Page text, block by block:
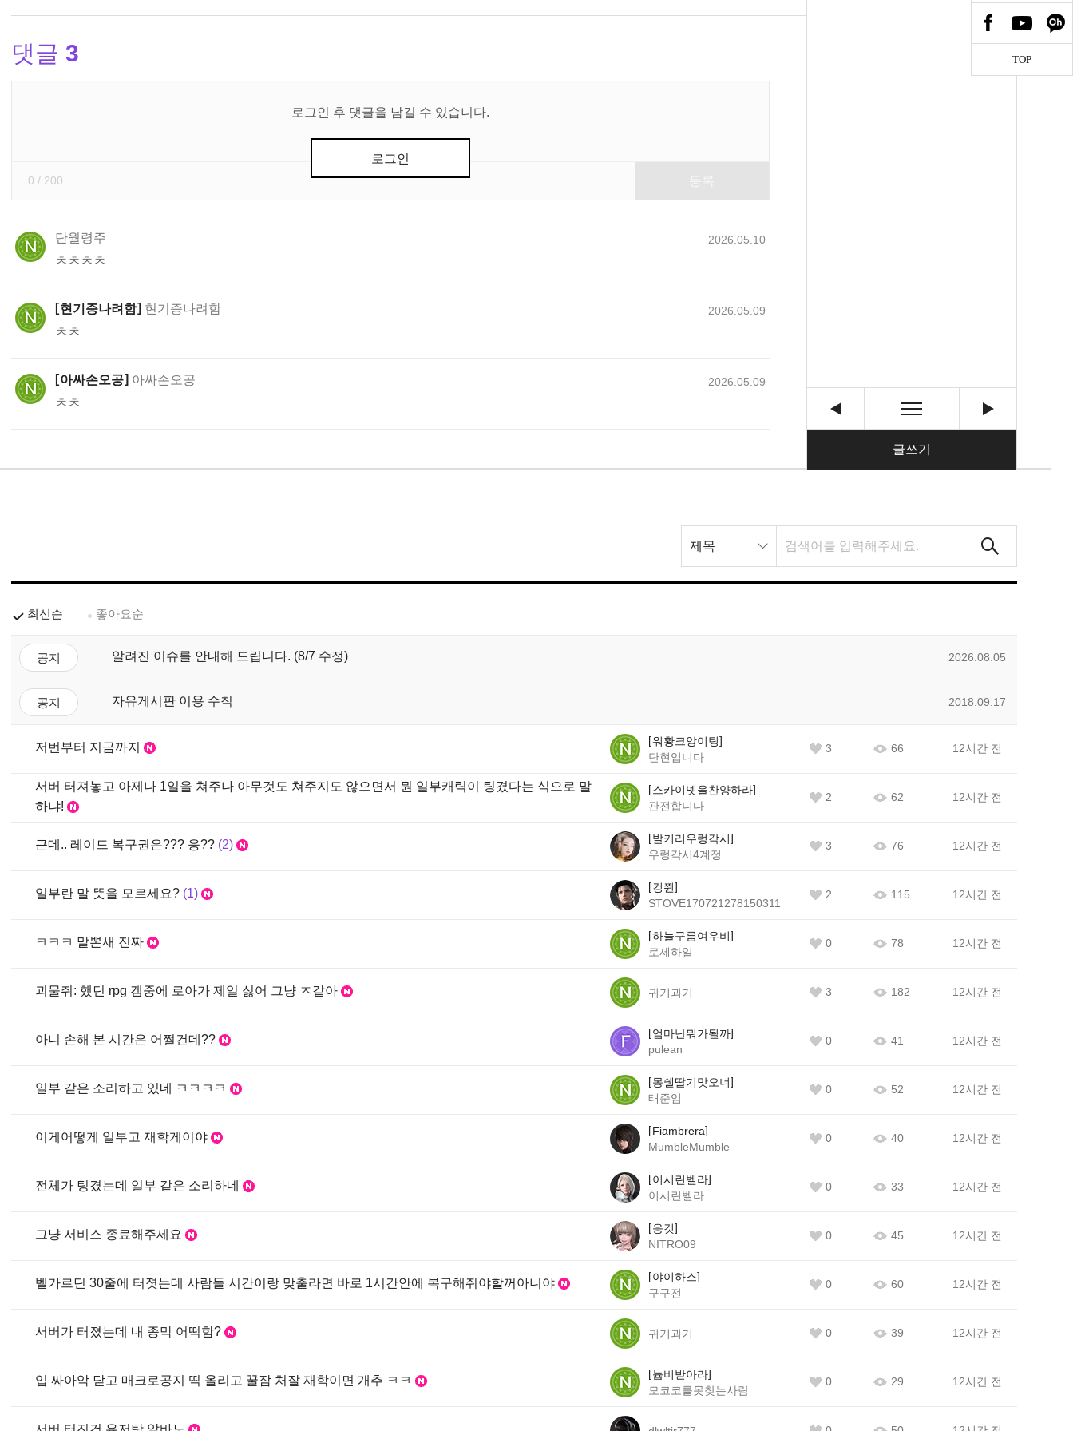
글쓰기
댓글 3
로그인 후 댓글을 남길 수 있습니다.
로그인
0 / 200
단월령주 2026.05.10
ㅊㅊㅊㅊ
현기증나려함 현기증나려함 2026.05.09
ㅊㅊ
아싸손오공 아싸손오공 2026.05.09
ㅊㅊ
스
제목
최신순 좋아요순
공지 알려진 이슈를 안내해 드립니다. (8/7 수정) 2026.08.05
공지 자유게시판 이용 수칙 2018.09.17
저번부터 지금까지
워황크앙이팅
단현입니다
3 66 12시간 전
서버 터져놓고 아제나 1일을 쳐주나 아무것도 쳐주지도 않으면서 뭔 일부캐릭이 팅겼다는 식으로 말
하냐!
스카이넷을찬양하라
관전합니다
2 62 12시간 전
근데.. 레이드 복구권은??? 응?? 2
발키리우렁각시
우렁각시4계정
3 76 12시간 전
일부란 말 뜻을 모르세요? 1
컹쮠
STOVE170721278150311
2 115 12시간 전
ㅋㅋㅋ 말뽄새 진짜
하늘구름여우비
로제하일
0 78 12시간 전
괴물쥐: 했던 rpg 겜중에 로아가 제일 싫어 그냥 ㅈ같아 귀기괴기 3 182 12시간 전
아니 손해 본 시간은 어쩔건데??
엄마난뭐가될까
pulean
0 41 12시간 전
일부 같은 소리하고 있네 ㅋㅋㅋㅋ
몽쉘딸기맛오너
태준임
0 52 12시간 전
이게어떻게 일부고 재학게이야
Fiambrera
MumbleMumble
0 40 12시간 전
전체가 팅겼는데 일부 같은 소리하네
이시린벨라
이시린벨라
0 33 12시간 전
그냥 서비스 종료해주세요
응깃
NITRO09
0 45 12시간 전
벨가르딘 30줄에 터졋는데 사람들 시간이랑 맞출라면 바로 1시간안에 복구해줘야할꺼아니야
야이하스
구구전
0 60 12시간 전
서버가 터졌는데 내 종막 어떡함? 귀기괴기 0 39 12시간 전
입 싸아악 닫고 매크로공지 띡 올리고 꿀잠 처잘 재학이면 개추 ㅋㅋ
늅비받아라
모코코를못찾는사람
0 29 12시간 전
TOP